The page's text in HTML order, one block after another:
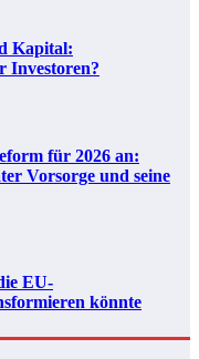
Kapital:
Investoren?
für 2026 an:
Vorsorge und seine
EU-
könnte